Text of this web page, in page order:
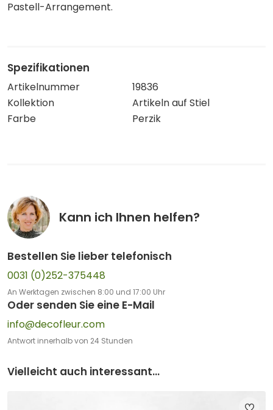
Pastell-Arrangement.
Spezifikationen
Artikelnummer
19836
Kollektion
Artikeln auf Stiel
Farbe
Perzik
Kann ich Ihnen helfen?
Bestellen Sie lieber telefonisch
0031 (0)252-375448
An Werktagen zwischen 8:00 und 17:00 Uhr
Oder senden Sie eine E-Mail
info@decofleur.com
Antwort innerhalb von 24 Stunden
Vielleicht auch interessant...